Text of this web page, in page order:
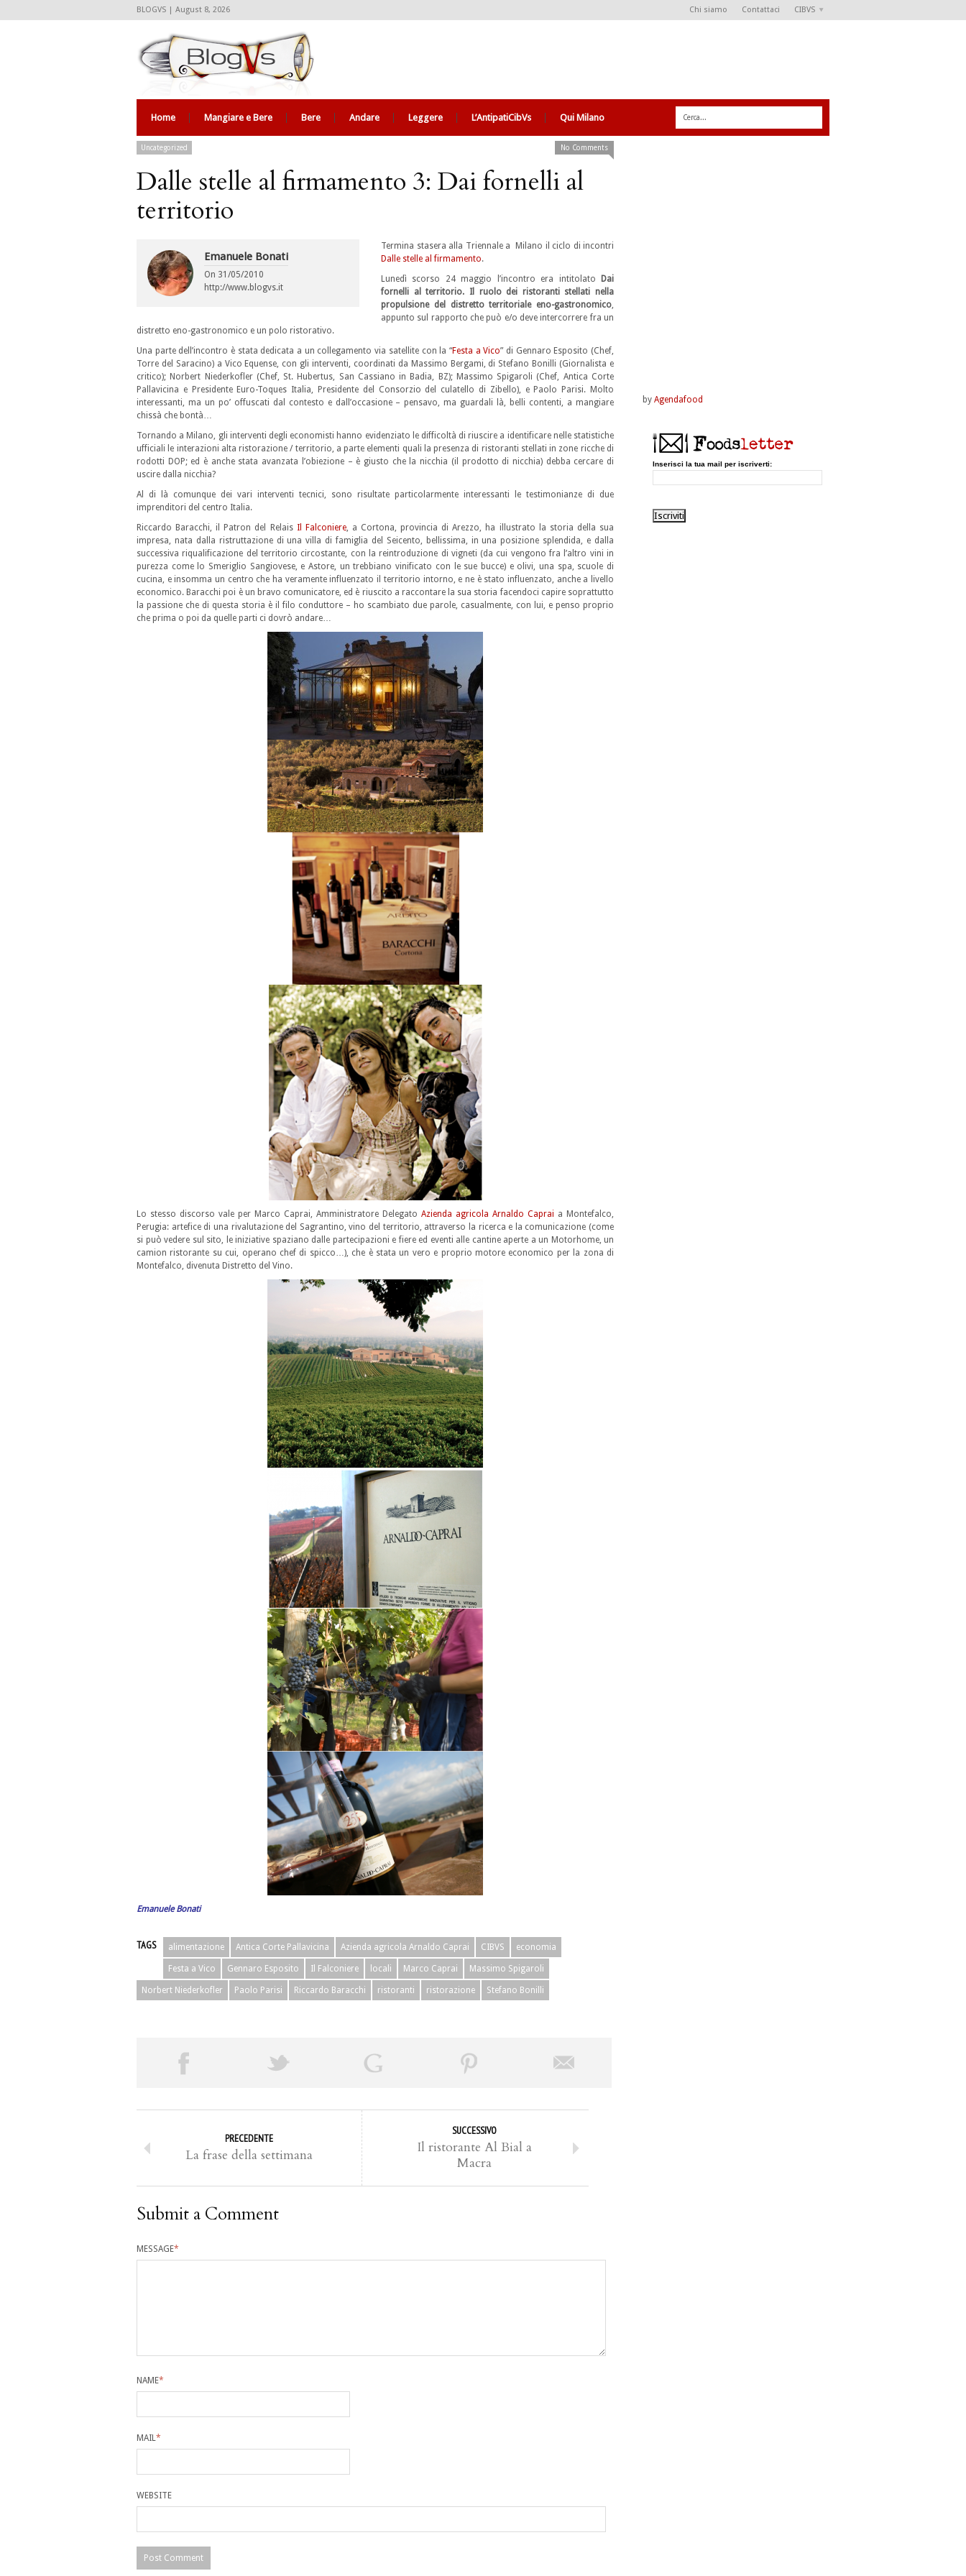
BLOGVS | August 8, 2026 Chi siamo Contattaci CIBVS
Home Mangiare e Bere Bere Andare Leggere L’AntipatiCibVs Qui Milano
Uncategorized No Comments
Dalle stelle al firmamento 3: Dai fornelli al
territorio
Emanuele Bonati
On 31/05/2010
http://www.blogvs.it
Termina stasera alla Triennale a Milano il ciclo di incontri
Dalle stelle al firmamento.
Lunedì scorso 24 maggio l’incontro era intitolato
Dai
fornelli al territorio. Il ruolo dei ristoranti stellati nella
propulsione del distretto territoriale eno-gastronomico,
appunto sul rapporto che può e/o deve intercorrere fra un
distretto eno-gastronomico e un polo ristorativo.
Una parte dell’incontro è stata dedicata a un collegamento via satellite con la “Festa a Vico” di Gennaro Esposito (Chef,
Torre del Saracino) a Vico Equense, con gli interventi, coordinati da Massimo Bergami, di Stefano Bonilli (Giornalista e
critico); Norbert Niederkofler (Chef, St. Hubertus, San Cassiano in Badia, BZ); Massimo Spigaroli (Chef, Antica Corte
Pallavicina e Presidente Euro-Toques Italia, Presidente del Consorzio del culatello di Zibello), e Paolo Parisi. Molto
interessanti, ma un po’ offuscati dal contesto e dall’occasione – pensavo, ma guardali là, belli contenti, a mangiare
chissà che bontà…
Tornando a Milano, gli interventi degli economisti hanno evidenziato le difficoltà di riuscire a identificare nelle statistiche
ufficiali le interazioni alta ristorazione / territorio, a parte elementi quali la presenza di ristoranti stellati in zone ricche di
rodotti DOP; ed è anche stata avanzata l’obiezione – è giusto che la nicchia (il prodotto di nicchia) debba cercare di
uscire dalla nicchia?
Al di là comunque dei vari interventi tecnici, sono risultate particolarmente interessanti le testimonianze di due
imprenditori del centro Italia.
Riccardo Baracchi, il Patron del Relais Il Falconiere, a Cortona, provincia di Arezzo, ha illustrato la storia della sua
impresa, nata dalla ristruttazione di una villa di famiglia del Seicento, bellissima, in una posizione splendida, e dalla
successiva riqualificazione del territorio circostante, con la reintroduzione di vigneti (da cui vengono fra l’altro vini in
purezza come lo Smeriglio Sangiovese, e Astore, un trebbiano vinificato con le sue bucce) e olivi, una spa, scuole di
cucina, e insomma un centro che ha veramente influenzato il territorio intorno, e ne è stato influenzato, anche a livello
economico. Baracchi poi è un bravo comunicatore, ed è riuscito a raccontare la sua storia facendoci capire soprattutto
la passione che di questa storia è il filo conduttore – ho scambiato due parole, casualmente, con lui, e penso proprio
che prima o poi da quelle parti ci dovrò andare…
Lo stesso discorso vale per Marco Caprai, Amministratore Delegato Azienda agricola Arnaldo Caprai a Montefalco,
Perugia: artefice di una rivalutazione del Sagrantino, vino del territorio, attraverso la ricerca e la comunicazione (come
si può vedere sul sito, le iniziative spaziano dalle partecipazioni e fiere ed eventi alle cantine aperte a un Motorhome, un
camion ristorante su cui, operano chef di spicco…), che è stata un vero e proprio motore economico per la zona di
Montefalco, divenuta Distretto del Vino.
Emanuele Bonati
TAGS alimentazione Antica Corte Pallavicina Azienda agricola Arnaldo Caprai CIBVS economia
Festa a Vico Gennaro Esposito Il Falconiere locali Marco Caprai Massimo Spigaroli
Norbert Niederkofler Paolo Parisi Riccardo Baracchi ristoranti ristorazione Stefano Bonilli
PRECEDENTE
La frase della settimana
SUCCESSIVO
Il ristorante Al Bial a
Macra
Submit a Comment
MESSAGE*
NAME*
MAIL*
WEBSITE
by Agendafood
Inserisci la tua mail per iscriverti: